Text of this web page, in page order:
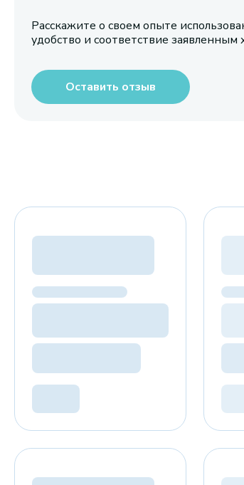
Расскажите о своем опыте
удобство и соответствие заявленным
Оставить отзыв